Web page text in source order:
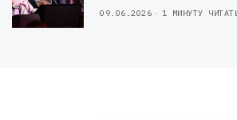
09.06.2026 1 МИНУТУ